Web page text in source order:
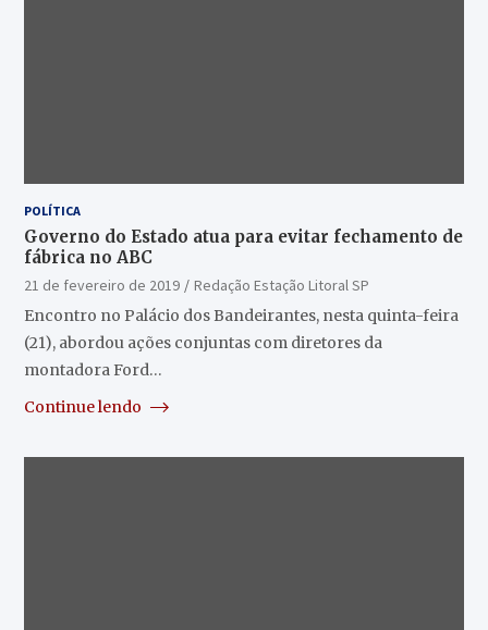
POLÍTICA
Governo do Estado atua para evitar fechamento de
fábrica no ABC
21 de fevereiro de 2019
Redação Estação Litoral SP
Encontro no Palácio dos Bandeirantes, nesta quinta-feira
(21), abordou ações conjuntas com diretores da
montadora Ford…
Continue lendo